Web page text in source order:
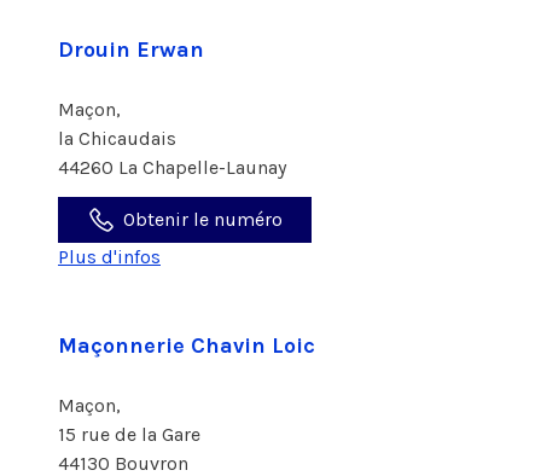
Drouin Erwan
Maçon,
la Chicaudais
44260 La Chapelle-Launay
Obtenir le numéro
Plus d'infos
Maçonnerie Chavin Loic
Maçon,
15 rue de la Gare
44130 Bouvron